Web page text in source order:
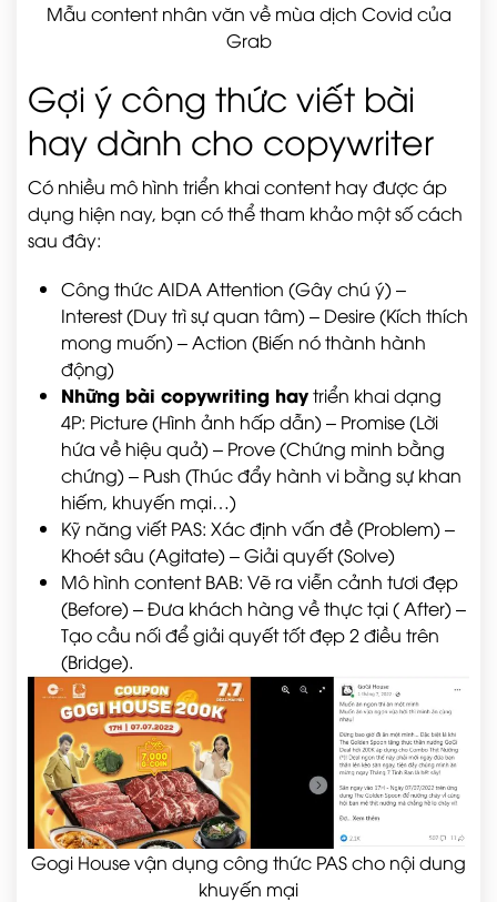
Mẫu content nhân văn về mùa dịch Covid của
Grab
Gợi ý công thức viết bài
hay dành cho copywriter
Có nhiều mô hình triển khai content hay được áp
dụng hiện nay, bạn có thể tham khảo một số cách
sau đây:
Công thức AIDA Attention (Gây chú ý) –
Interest (Duy trì sự quan tâm) – Desire (Kích thích
mong muốn) – Action (Biến nó thành hành
động)
Những bài copywriting haytriển khai dạng
4P: Picture (Hình ảnh hấp dẫn) – Promise (Lời
hứa về hiệu quả) – Prove (Chứng minh bằng
chứng) – Push (Thúc đẩy hành vi bằng sự khan
hiếm, khuyến mại…)
Kỹ năng viết PAS: Xác định vấn đề (Problem) –
Khoét sâu (Agitate) – Giải quyết (Solve)
Mô hình content BAB: Vẽ ra viễn cảnh tươi đẹp
(Before) – Đưa khách hàng về thực tại ( After) –
Tạo cầu nối để giải quyết tốt đẹp 2 điều trên
(Bridge).
Gogi House vận dụng công thức PAS cho nội dung
khuyến mại